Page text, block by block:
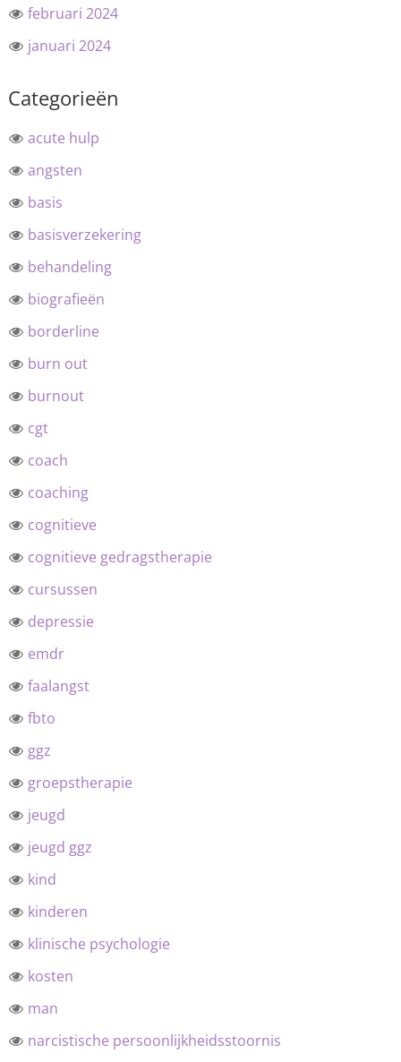
februari 2024
januari 2024
Categorieën
acute hulp
angsten
basis
basisverzekering
behandeling
biografieën
borderline
burn out
burnout
cgt
coach
coaching
cognitieve
cognitieve gedragstherapie
cursussen
depressie
emdr
faalangst
fbto
ggz
groepstherapie
jeugd
jeugd ggz
kind
kinderen
klinische psychologie
kosten
man
narcistische persoonlijkheidsstoornis